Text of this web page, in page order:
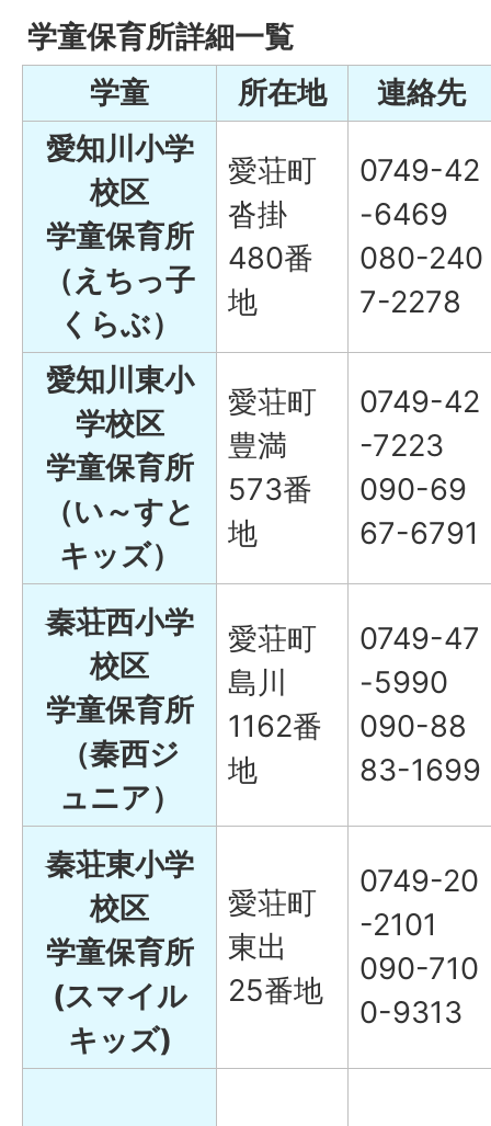
学童保育所詳細一覧
学童
所在地
連絡先
愛知川小学
校区
学童保育所
（えちっ子
くらぶ）
愛荘町
沓掛
480番
地
0749-42
-6469
080-240
7-2278
愛知川東小
学校区
学童保育所
（い～すと
キッズ）
愛荘町
豊満
573番
地
0749-42
-7223
090-69
67-6791
秦荘西小学
校区
学童保育所
（秦西ジ
ュニア）
愛荘町
島川
1162番
地
0749-47
-5990
090-88
83-1699
秦荘東小学
校区
学童保育所
(スマイル
キッズ)
愛荘町
東出
25番地
0749-20
-2101
090-710
0-9313